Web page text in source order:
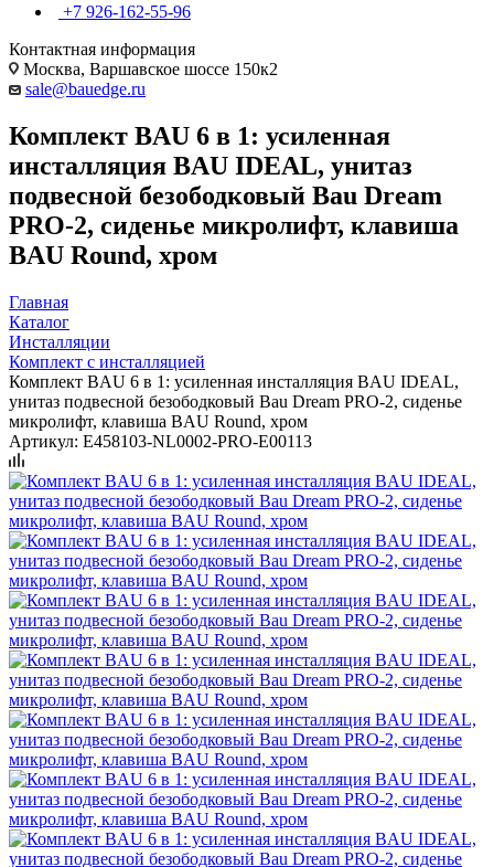
+7 926-162-55-96
Контактная информация
Москва, Варшавское шоссе 150к2
sale@bauedge.ru
Комплект BAU 6 в 1: усиленная
инсталляция BAU IDEAL, унитаз
подвесной безободковый Bau Dream
PRO-2, сиденье микролифт, клавиша
BAU Round, хром
Главная
Каталог
Инсталляции
Комплект с инсталляцией
Комплект BAU 6 в 1: усиленная инсталляция BAU IDEAL,
унитаз подвесной безободковый Bau Dream PRO-2, сиденье
микролифт, клавиша BAU Round, хром
Артикул: E458103-NL0002-PRO-E00113